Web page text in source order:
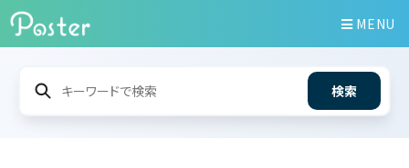
MENU
検索